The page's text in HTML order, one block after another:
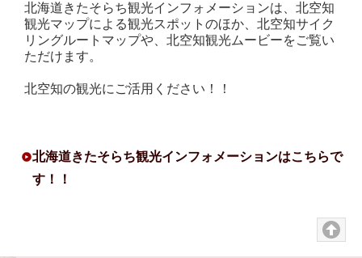
北海道きたそらち観光インフォメーションは、北空知
観光マップによる観光スポットのほか、北空知サイク
リングルートマップや、北空知観光ムービーをご覧い
ただけます。
北空知の観光にご活用ください！！
北海道きたそらち観光インフォメーションはこちらで
す！！